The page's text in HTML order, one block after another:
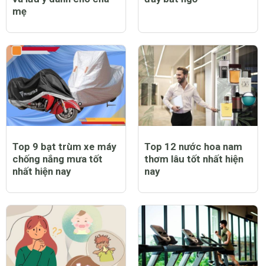
Trẻ bị sốt có tiêm
phòng sởi được không
và lưu ý dành cho cha
mẹ
Trẻ bị sởi có ngứa
đầy bất ngờ
Top 9 bạt trùm xe máy
chống nắng mưa tốt
nhất hiện nay
Top 12 nước hoa nam
thơm lâu tốt nhất hiện
nay